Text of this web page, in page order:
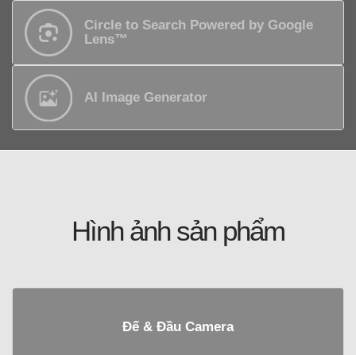
Circle to Search Powered by Google
Lens™
AI Image Generator
Hình ảnh sản phẩm
Đế & Đầu Camera